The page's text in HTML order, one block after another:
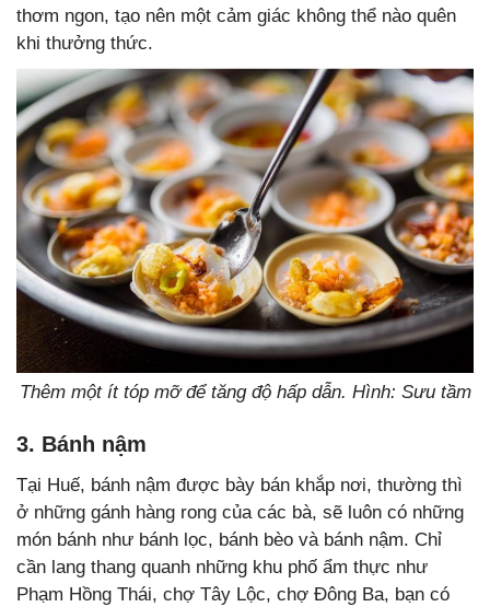
thơm ngon, tạo nên một cảm giác không thể nào quên
khi thưởng thức.
Thêm một ít tóp mỡ để tăng độ hấp dẫn. Hình: Sưu tầm
3. Bánh nậm
Tại Huế, bánh nậm được bày bán khắp nơi, thường thì
ở những gánh hàng rong của các bà, sẽ luôn có những
món bánh như bánh lọc, bánh bèo và bánh nậm. Chỉ
cần lang thang quanh những khu phố ẩm thực như
Phạm Hồng Thái, chợ Tây Lộc, chợ Đông Ba, bạn có